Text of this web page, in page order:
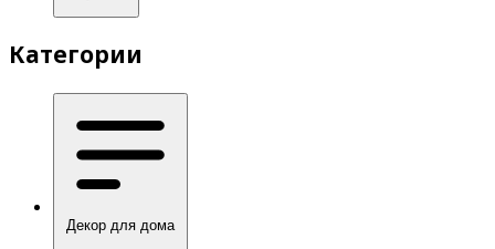
Категории
Декор для дома